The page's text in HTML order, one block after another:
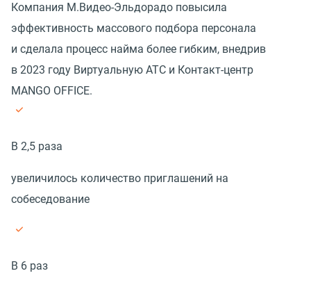
Компания М.Видео-Эльдорадо повысила
эффективность массового подбора персонала
и сделала процесс найма более гибким, внедрив
в 2023 году Виртуальную АТС и Контакт-центр
MANGO OFFICE.
В 2,5 раза
увеличилось количество приглашений на
собеседование
В 6 раз